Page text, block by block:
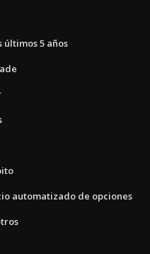
últimos 5 años
automatizado de opciones